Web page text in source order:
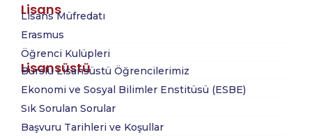
Lisans
Lisans Müfredatı
Erasmus
Öğrenci Kulüpleri
Lisansüstü
Burslu Lisansüstü Öğrencilerimiz
Ekonomi ve Sosyal Bilimler Enstitüsü (ESBE)
Sık Sorulan Sorular
Başvuru Tarihleri ve Koşullar